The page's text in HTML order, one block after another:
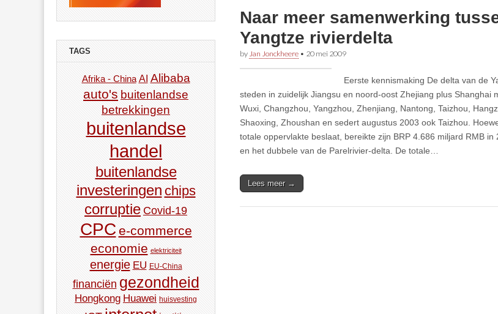
Naar meer samenwerking
Yangtze rivierdelta
by Jan Jonckheere • 20 mei 2009
Eerste kennismaking De delta van de
steden in zuidelijk Jiangsu en noord-oost Zhejiang plus Shanghai
Wuxi, Changzhou, Yangzhou, Zhenjiang, Nantong, Taizhou,
Shaoxing, Zhoushan en sedert augustus 2003 ook Taizhou.
totale oppervlakte beslaat, bereikte zijn BRP 4.686 miljard RMB in
en het dubbele van de Parelrivier-delta. De totale…
Lees meer →
TAGS
Afrika - China AI Alibaba
auto's buitenlandse
betrekkingen
buitenlandse
handel
buitenlandse
investeringen chips
corruptie Covid-19
CPC e-commerce
economie elektriciteit
energie EU EU-China
financiën gezondheid
Hongkong Huawei huisvesting